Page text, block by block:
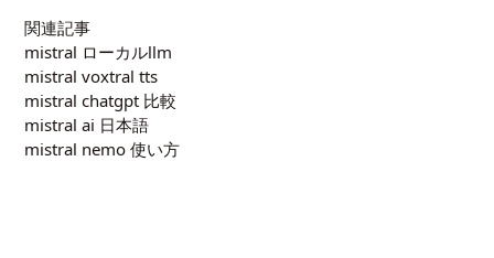
関連記事
mistral ローカルllm
mistral voxtral tts
mistral chatgpt 比較
mistral ai 日本語
mistral nemo 使い方